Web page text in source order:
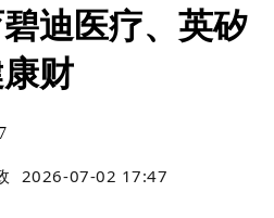
迪医疗、英矽
财
2026-07-02 17:47